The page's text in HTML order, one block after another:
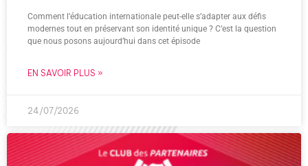
Comment l’éducation internationale peut-elle s’adapter aux défis
modernes tout en préservant son identité unique ? C’est la question
que nous posons aujourd’hui dans cet épisode
EN SAVOIR PLUS »
24/07/2026